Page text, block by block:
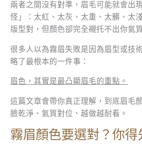
兩者之間沒有對準，眉毛可能就會出
怪」：太紅、太灰、太重、太髒、
版型對，但顏色卻完全襯托不出你氣
很多人以為霧眉失敗是因為眉型或技
略了最根本的一件事：
眉色，其實是最凸顯眉毛的重點。
這篇文章會帶你真正理解，到底眉毛
臉乾淨、氣質對位、越做越耐看。
霧眉顏色要選對？你得